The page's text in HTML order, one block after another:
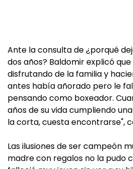
Ante la consulta de ¿porqué
dos años? Baldomir explicó
disfrutando de la familia y
antes había añorado pero le
pensando como boxeador.
años de su vida cumpliendo
la corta, cuesta encontrarse",
Las ilusiones de ser campeón
madre con regalos no la pudo